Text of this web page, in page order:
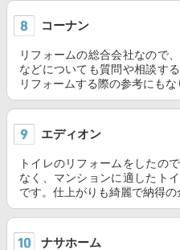
コーナン
リフォームの総合会社なので
などについても質問や相談す
リフォームする際の参考にも
エディオン
トイレのリフォームをしたの
なく、マンションに適したト
です。仕上がりも綺麗で納得の
ナサホーム